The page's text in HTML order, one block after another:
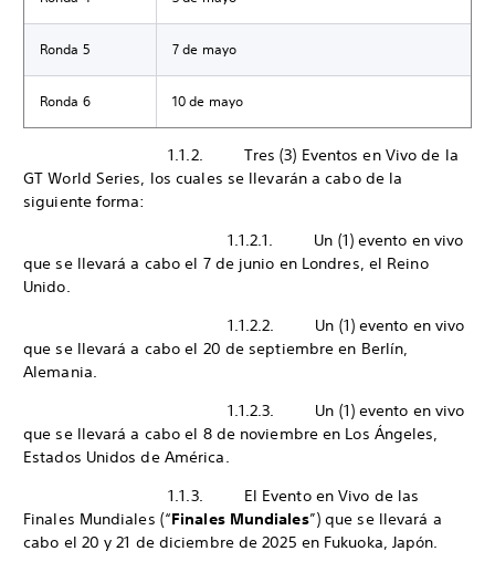
Ronda 5 7 de mayo
Ronda 6 10 de mayo
1.1.2. Tres (3) Eventos en Vivo de la
GT World Series, los cuales se llevarán a cabo de la
siguiente forma:
1.1.2.1. Un (1) evento en vivo
que se llevará a cabo el 7 de junio en Londres, el Reino
Unido.
1.1.2.2. Un (1) evento en vivo
que se llevará a cabo el 20 de septiembre en Berlín,
Alemania.
1.1.2.3. Un (1) evento en vivo
que se llevará a cabo el 8 de noviembre en Los Ángeles,
Estados Unidos de América.
1.1.3. El Evento en Vivo de las
Finales Mundiales (“Finales Mundiales”) que se llevará a
cabo el 20 y 21 de diciembre de 2025 en Fukuoka, Japón.